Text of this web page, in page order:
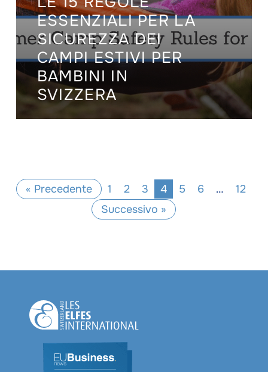
ESSENZIALI PER LA
SICUREZZA DEI
CAMPI ESTIVI PER
BAMBINI IN
SVIZZERA
« Precedente 1 2 3 4 5 6 …
12
Successivo »